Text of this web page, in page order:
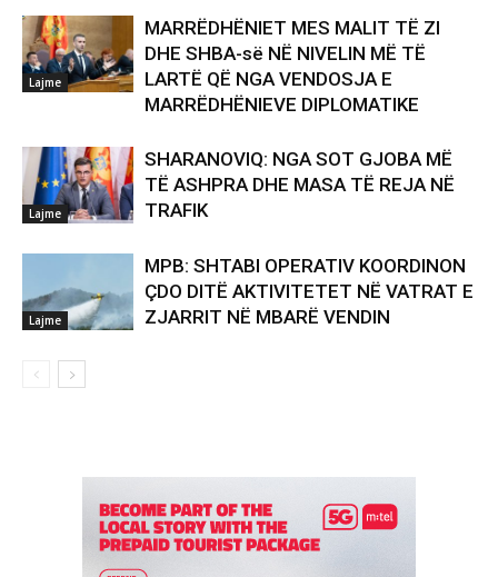
Lajme
MARRËDHËNIET MES MALIT TË ZI
DHE SHBA-së NË NIVELIN MË TË
LARTË QË NGA VENDOSJA E
MARRËDHËNIEVE DIPLOMATIKE
Lajme
SHARANOVIQ: NGA SOT GJOBA MË
TË ASHPRA DHE MASA TË REJA NË
TRAFIK
Lajme
MPB: SHTABI OPERATIV KOORDINON
ÇDO DITË AKTIVITETET NË VATRAT E
ZJARRIT NË MBARË VENDIN